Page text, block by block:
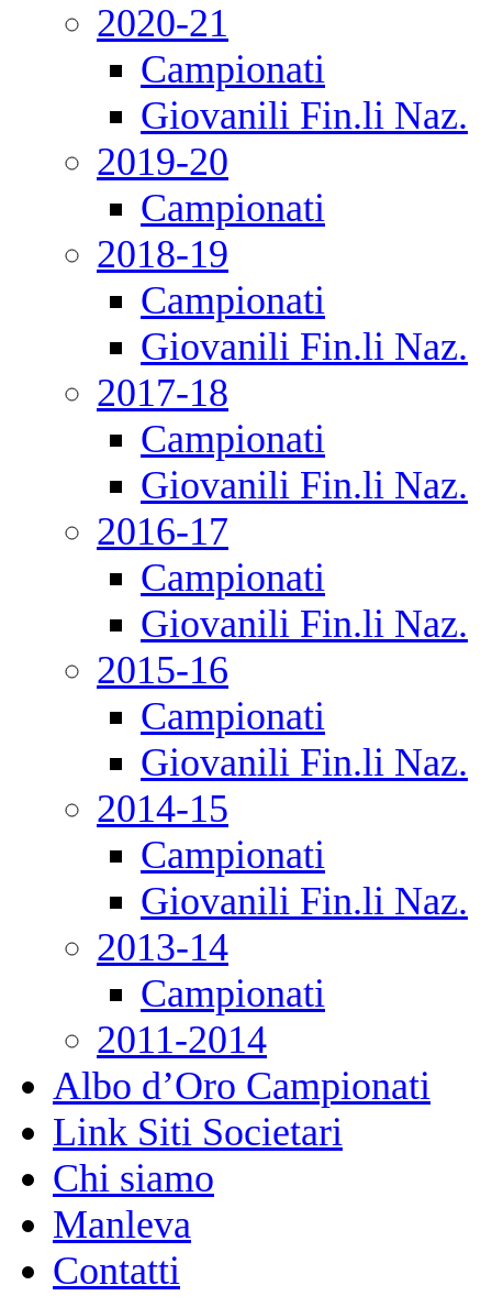
2020-21
Campionati
Giovanili Fin.li Naz.
2019-20
Campionati
2018-19
Campionati
Giovanili Fin.li Naz.
2017-18
Campionati
Giovanili Fin.li Naz.
2016-17
Campionati
Giovanili Fin.li Naz.
2015-16
Campionati
Giovanili Fin.li Naz.
2014-15
Campionati
Giovanili Fin.li Naz.
2013-14
Campionati
2011-2014
Albo d’Oro Campionati
Link Siti Societari
Chi siamo
Manleva
Contatti